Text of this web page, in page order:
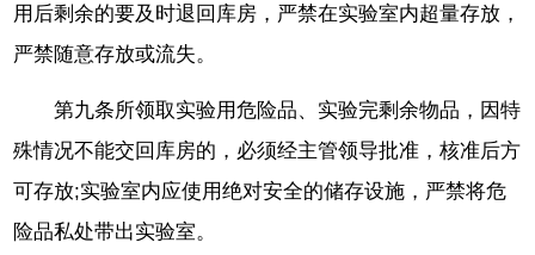
用后剩余的要及时退回库房，严禁在实验室内超量存放，
严禁随意存放或流失。
第九条所领取实验用危险品、实验完剩余物品，因特
殊情况不能交回库房的，必须经主管领导批准，核准后方
可存放;实验室内应使用绝对安全的储存设施，严禁将危
险品私处带出实验室。